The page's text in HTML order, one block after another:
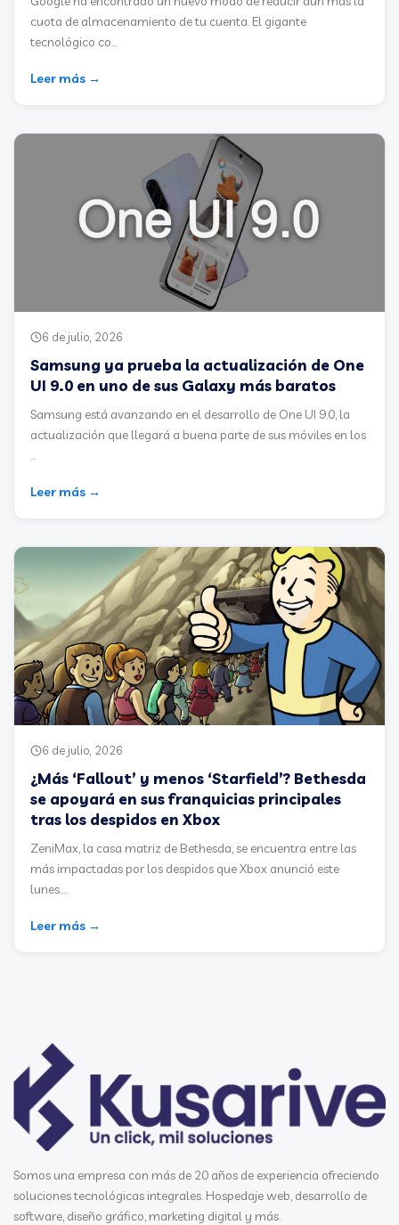
cuota de almacenamiento de tu cuenta. El gigante
tecnológico co...
Leer más →
6 de julio, 2026
Samsung ya prueba la actualización de One
UI 9.0 en uno de sus Galaxy más baratos
Samsung está avanzando en el desarrollo de One UI 9.0, la
actualización que llegará a buena parte de sus móviles en los
...
Leer más →
6 de julio, 2026
¿Más ‘Fallout’ y menos ‘Starfield’? Bethesda
se apoyará en sus franquicias principales
tras los despidos en Xbox
ZeniMax, la casa matriz de Bethesda, se encuentra entre las
más impactadas por los despidos que Xbox anunció este
lunes....
Leer más →
Somos una empresa con más de 20 años de experiencia ofreciendo
soluciones tecnológicas integrales. Hospedaje web, desarrollo de
software, diseño gráfico, marketing digital y más.